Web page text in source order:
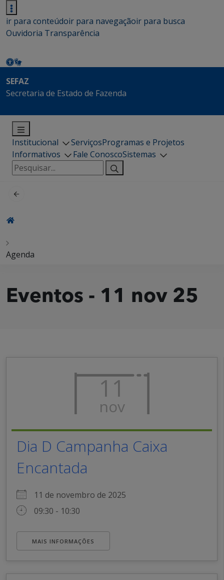
ir para conteúdoir para navegaçãoir para busca
Ouvidoria Transparência
SEFAZ
Secretaria de Estado de Fazenda
Institucional ServiçosProgramas e Projetos
Informativos
Fale ConoscoSistemas
Pesquisar
por:
Agenda
Eventos - 11 nov 25
11
nov
Dia D Campanha Caixa
Encantada
11 de novembro de 2025
09:30 - 10:30
MAIS INFORMAÇÕES